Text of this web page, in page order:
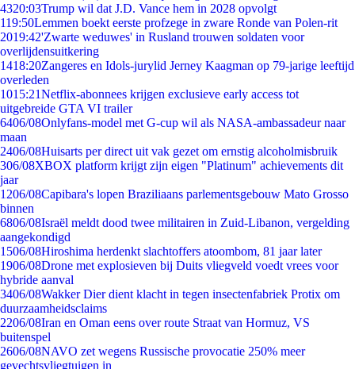
4320:03Trump wil dat J.D. Vance hem in 2028 opvolgt
119:50Lemmen boekt eerste profzege in zware Ronde van Polen-rit
2019:42'Zwarte weduwes' in Rusland trouwen soldaten voor
overlijdensuitkering
1418:20Zangeres en Idols-jurylid Jerney Kaagman op 79-jarige leeftijd
overleden
1015:21Netflix-abonnees krijgen exclusieve early access tot
uitgebreide GTA VI trailer
6406/08Onlyfans-model met G-cup wil als NASA-ambassadeur naar
maan
2406/08Huisarts per direct uit vak gezet om ernstig alcoholmisbruik
306/08XBOX platform krijgt zijn eigen "Platinum" achievements dit
jaar
1206/08Capibara's lopen Braziliaans parlementsgebouw Mato Grosso
binnen
6806/08Israël meldt dood twee militairen in Zuid-Libanon, vergelding
aangekondigd
1506/08Hiroshima herdenkt slachtoffers atoombom, 81 jaar later
1906/08Drone met explosieven bij Duits vliegveld voedt vrees voor
hybride aanval
3406/08Wakker Dier dient klacht in tegen insectenfabriek Protix om
duurzaamheidsclaims
2206/08Iran en Oman eens over route Straat van Hormuz, VS
buitenspel
2606/08NAVO zet wegens Russische provocatie 250% meer
gevechtsvliegtuigen in